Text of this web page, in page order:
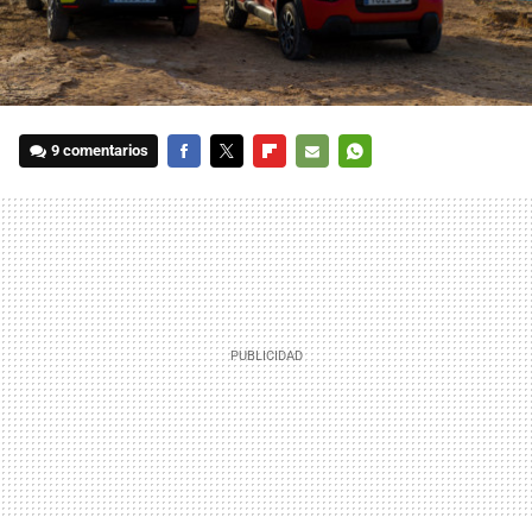
9 comentarios
MAIL